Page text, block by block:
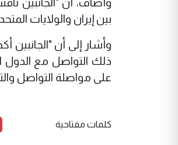
بين إيران والولايات
وأشار إلى أن "الجانبين
ذلك التواصل مع الدول
على مواصلة التواصل
كلمات مفتاحية